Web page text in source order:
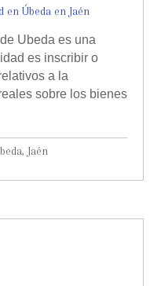
en Úbeda en Jaén
Ubeda es una
es inscribir o
a la
sobre los bienes
Jaén